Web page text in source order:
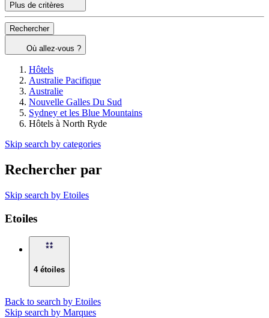
Plus de critères
Rechercher
Où allez-vous ?
Hôtels
Australie Pacifique
Australie
Nouvelle Galles Du Sud
Sydney et les Blue Mountains
Hôtels à North Ryde
Skip search by categories
Rechercher par
Skip search by Etoiles
Etoiles
4 étoiles
Back to search by Etoiles
Skip search by Marques